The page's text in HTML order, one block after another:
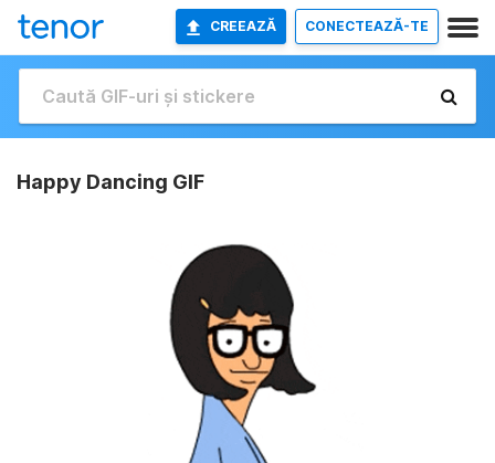
CREEAZĂ CONECTEAZĂ-TE
Happy Dancing GIF